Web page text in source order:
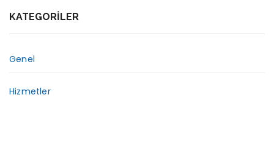
KATEGORILER
Genel
Hizmetler